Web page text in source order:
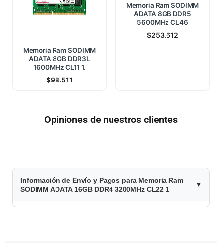
Memoria Ram SODIMM
ADATA 8GB DDR3L
1600MHz CL11 1.
$98.511
Memoria Ram SODIMM
ADATA 8GB DDR5
5600MHz CL46
$253.612
Opiniones de nuestros clientes
$
2
3
Información de Envío y Pagos para Memoria Ram
SODIMM ADATA 16GB DDR4 3200MHz CL22 1